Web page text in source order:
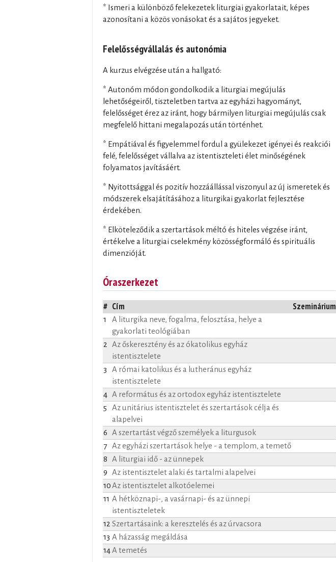
* Ismeri a különböző felekezetek liturgiai gyakorlatait, képes
azonosítani a közös vonásokat és a sajátos jegyeket.
Felelősségvállalás és autonómia
A kurzus elvégzése után a hallgató:
* Autonóm módon gondolkodik a liturgiai megújulás
lehetőségeiről, tiszteletben tartva az egyházi hagyományt,
felelősséget érez az iránt, hogy bármilyen liturgiai megújulás csak
megfelelő hittani megalapozás után történhet.
* Empátiával és figyelemmel fordul a gyülekezet igényei és reakciói
felé, felelősséget vállalva az istentiszteleti élet minőségének
folyamatos javításáért.
* Nyitottsággal és pozitív hozzáállással viszonyul az új ismeretek és
módszerek elsajátításához a liturgikai gyakorlat fejlesztése
érdekében.
* Elköteleződik a szertartások méltó és hiteles végzése iránt,
értékelve a liturgiai cselekmény közösségformáló és spirituális
dimenzióját.
Óraszerkezet
# Cím Szeminárium
1
A liturgika neve, fogalma, felosztása, helye a
gyakorlati teológiában
2
Az őskeresztény és az ókatolikus egyház
istentisztelete
3
A római katolikus és a lutheránus egyház
istentisztelete
4 A református és az ortodox egyház istentisztelete
5
Az unitárius istentisztelet és szertartások célja és
alapelvei
6
A szertartást végző személyek a liturgusok
7
Az egyházi szertartások helye - a templom, a temető
8
A liturgiai idő - az ünnepek
9
Az istentisztelet alaki és tartalmi alapelvei
10Az istentisztelet alkotóelemei
11 A hétköznapi-, a vasárnapi- és az ünnepi
istentiszteletek
12 Szertartásaink: a keresztelés és az úrvacsora
13 A házasság megáldása
14A temetés